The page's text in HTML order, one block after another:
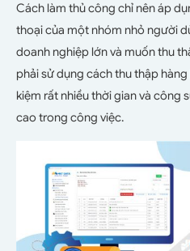
Cách làm thủ công chỉ nên áp
thoại của một nhóm nhỏ người
doanh nghiệp lớn và muốn thu
phải sử dụng cách thu thập
kiệm rất nhiều thời gian và công
cao trong công việc.